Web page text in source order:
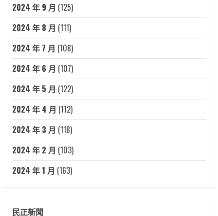
2024 年 9 月 (125)
2024 年 8 月 (111)
2024 年 7 月 (108)
2024 年 6 月 (107)
2024 年 5 月 (122)
2024 年 4 月 (112)
2024 年 3 月 (118)
2024 年 2 月 (103)
2024 年 1 月 (163)
民正新聞